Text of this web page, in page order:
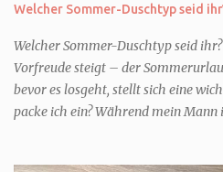
Welcher Sommer-Duschtyp seid
Welcher Sommer-Duschtyp seid
Vorfreude steigt – der
bevor es losgeht, stellt sich eine
packe ich ein? Während mein Mann